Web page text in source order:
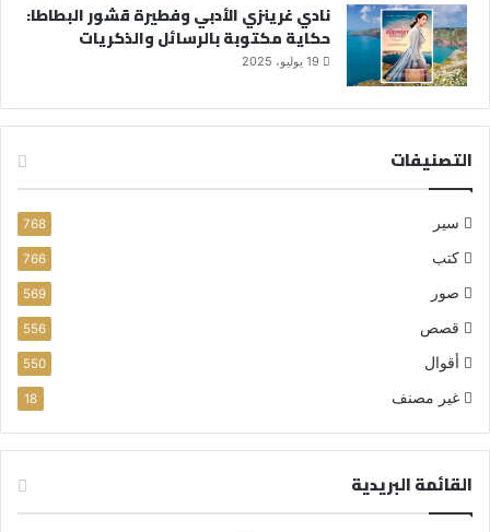
نادي غرينزي الأدبي وفطيرة قشور البطاطا:
حكاية مكتوبة بالرسائل والذكريات
19 يوليو، 2025
التصنيفات
سير 768
كتب 766
صور 569
قصص 556
أقوال 550
غير مصنف 18
القائمة البريدية